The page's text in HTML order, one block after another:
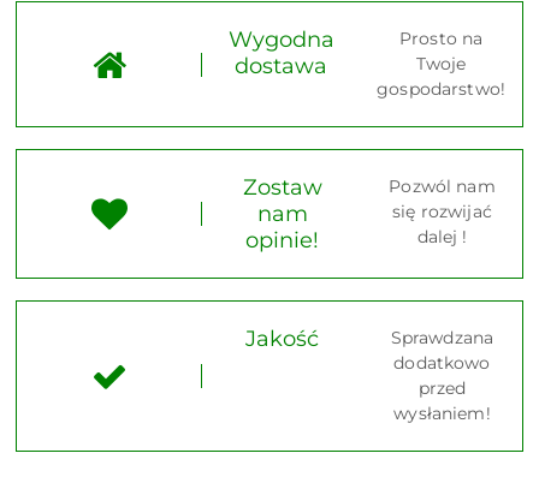
Wygodna
dostawa
Prosto na
Twoje
gospodarstwo!
Zostaw
nam
opinie!
Pozwól nam
się rozwijać
dalej !
Jakość
Sprawdzana
dodatkowo
przed
wysłaniem!